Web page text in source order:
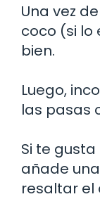
Una vez
coco (si lo
bien.
Luego,
las pasas
Si te
añade
resaltar el